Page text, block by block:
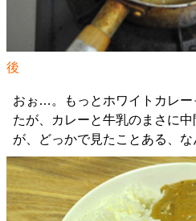
後
おぉ…。もっとホワイトカレー
たが、カレーと牛乳のまさに
が、どっかで見たことある、な